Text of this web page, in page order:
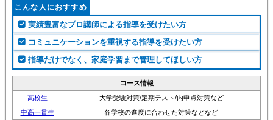
こんな人におすすめ
実績豊富なプロ講師による指導を受けたい方
コミュニケーションを重視する指導を受けたい方
指導だけでなく、家庭学習まで管理してほしい方
コース情報
高校生
大学受験対策/定期テスト/内申点対策など
中高一貫生
各学校の進度に合わせた対策などなど